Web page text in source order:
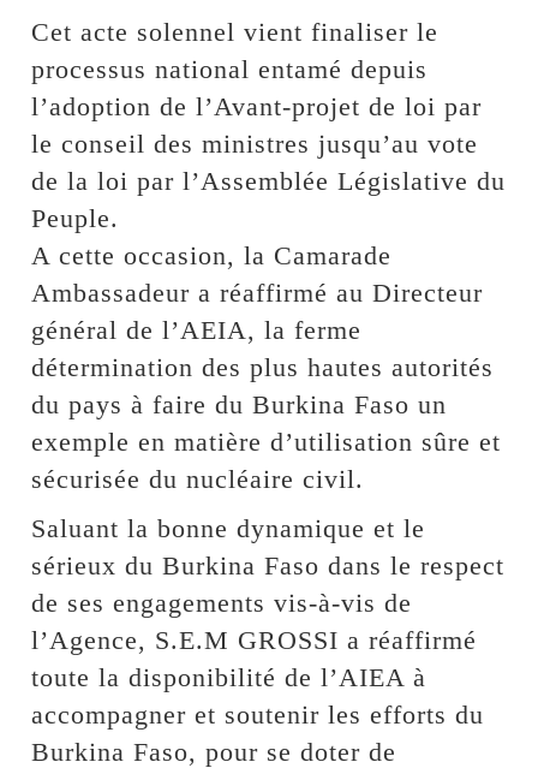
Cet acte solennel vient finaliser le
processus national entamé depuis
l’adoption de l’Avant-projet de loi par
le conseil des ministres jusqu’au vote
de la loi par l’Assemblée Législative du
Peuple.
A cette occasion, la Camarade
Ambassadeur a réaffirmé au Directeur
général de l’AEIA, la ferme
détermination des plus hautes autorités
du pays à faire du Burkina Faso un
exemple en matière d’utilisation sûre et
sécurisée du nucléaire civil.
Saluant la bonne dynamique et le
sérieux du Burkina Faso dans le respect
de ses engagements vis-à-vis de
l’Agence, S.E.M GROSSI a réaffirmé
toute la disponibilité de l’AIEA à
accompagner et soutenir les efforts du
Burkina Faso, pour se doter de